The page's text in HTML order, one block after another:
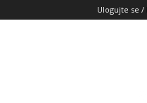
Ulogujte se